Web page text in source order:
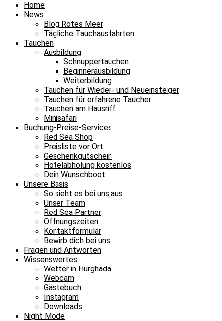
Home
News
Blog Rotes Meer
Tägliche Tauchausfahrten
Tauchen
Ausbildung
Schnuppertauchen
Beginnerausbildung
Weiterbildung
Tauchen für Wieder- und Neueinsteiger
Tauchen für erfahrene Taucher
Tauchen am Hausriff
Minisafari
Buchung-Preise-Services
Red Sea Shop
Preisliste vor Ort
Geschenkgutschein
Hotelabholung kostenlos
Dein Wunschboot
Unsere Basis
So sieht es bei uns aus
Unser Team
Red Sea Partner
Öffnungszeiten
Kontaktformular
Bewirb dich bei uns
Fragen und Antworten
Wissenswertes
Wetter in Hurghada
Webcam
Gästebuch
Instagram
Downloads
Night Mode